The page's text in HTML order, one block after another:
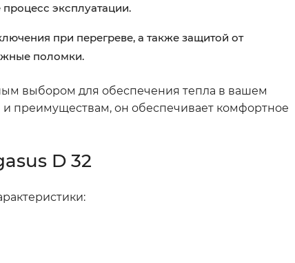
эксплуатации.
при перегреве, а также защитой от
поломки.
выбором для обеспечения тепла в вашем
преимуществам, он обеспечивает комфортное
D 32